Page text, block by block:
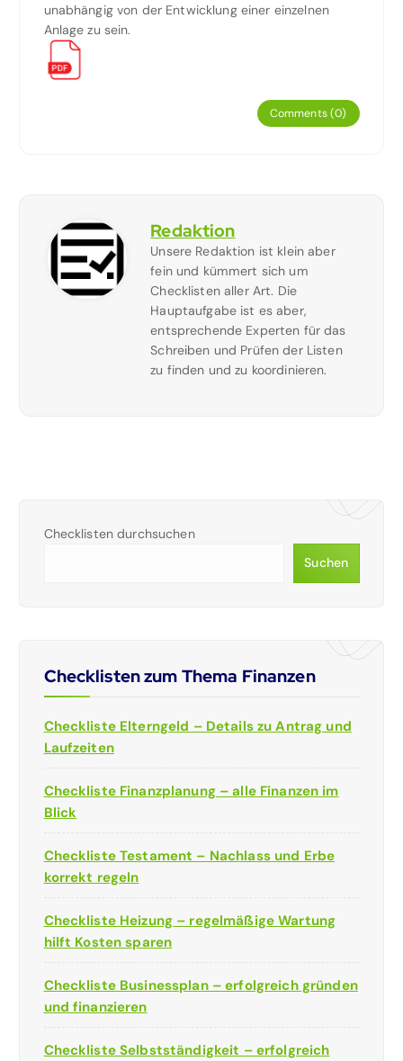
unabhängig von der Entwicklung einer einzelnen
Anlage zu sein.
Comments (0)
Redaktion
Unsere Redaktion ist klein aber
fein und kümmert sich um
Checklisten aller Art. Die
Hauptaufgabe ist es aber,
entsprechende Experten für das
Schreiben und Prüfen der Listen
zu finden und zu koordinieren.
Checklisten durchsuchen
Suchen
Checklisten zum Thema Finanzen
Checkliste Elterngeld – Details zu Antrag und
Laufzeiten
Checkliste Finanzplanung – alle Finanzen im
Blick
Checkliste Testament – Nachlass und Erbe
korrekt regeln
Checkliste Heizung – regelmäßige Wartung
hilft Kosten sparen
Checkliste Businessplan – erfolgreich gründen
und finanzieren
Checkliste Selbstständigkeit – erfolgreich